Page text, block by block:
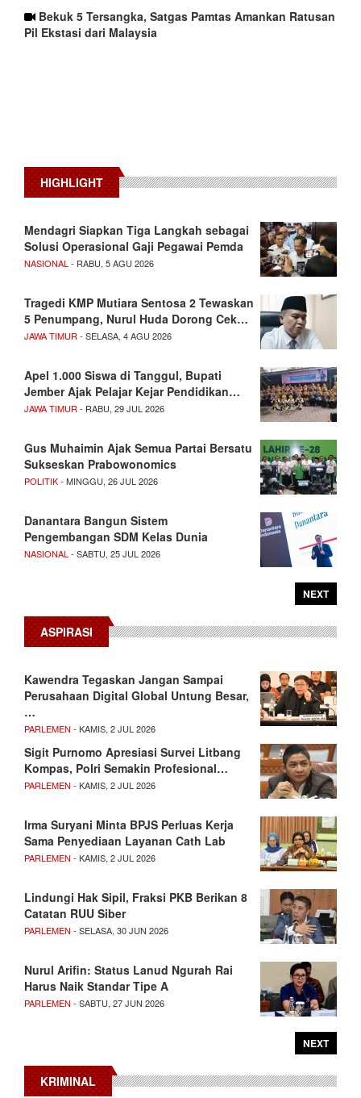
Bekuk 5 Tersangka, Satgas Pamtas Amankan Ratusan
Pil Ekstasi dari Malaysia
HIGHLIGHT
Mendagri Siapkan Tiga Langkah sebagai
Solusi Operasional Gaji Pegawai Pemda
NASIONAL - RABU, 5 AGU 2026
Tragedi KMP Mutiara Sentosa 2 Tewaskan
5 Penumpang, Nurul Huda Dorong Cek…
JAWA TIMUR - SELASA, 4 AGU 2026
Apel 1.000 Siswa di Tanggul, Bupati
Jember Ajak Pelajar Kejar Pendidikan…
JAWA TIMUR - RABU, 29 JUL 2026
Gus Muhaimin Ajak Semua Partai Bersatu
Sukseskan Prabowonomics
POLITIK- MINGGU, 26 JUL 2026
Danantara Bangun Sistem
Pengembangan SDM Kelas Dunia
NASIONAL - SABTU, 25 JUL 2026
NEXT
ASPIRASI
Kawendra Tegaskan Jangan Sampai
Perusahaan Digital Global Untung Besar,
…
PARLEMEN - KAMIS, 2 JUL 2026
Sigit Purnomo Apresiasi Survei Litbang
Kompas, Polri Semakin Profesional…
PARLEMEN - KAMIS, 2 JUL 2026
Irma Suryani Minta BPJS Perluas Kerja
Sama Penyediaan Layanan Cath Lab
PARLEMEN - KAMIS, 2 JUL 2026
Lindungi Hak Sipil, Fraksi PKB Berikan 8
Catatan RUU Siber
PARLEMEN - SELASA, 30 JUN 2026
Nurul Arifin: Status Lanud Ngurah Rai
Harus Naik Standar Tipe A
PARLEMEN - SABTU, 27 JUN 2026
NEXT
KRIMINAL